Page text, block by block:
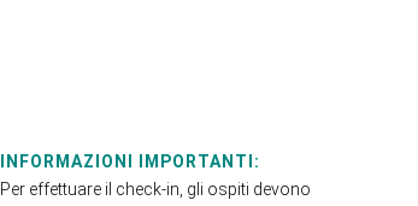
INFORMAZIONI IMPORTANTI:
Per effettuare il check-in, gli ospiti devono